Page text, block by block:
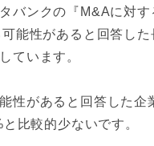
バンクの『M&Aに対
能性があると回答し
ています。
性があると回答した
比較的少ないです。